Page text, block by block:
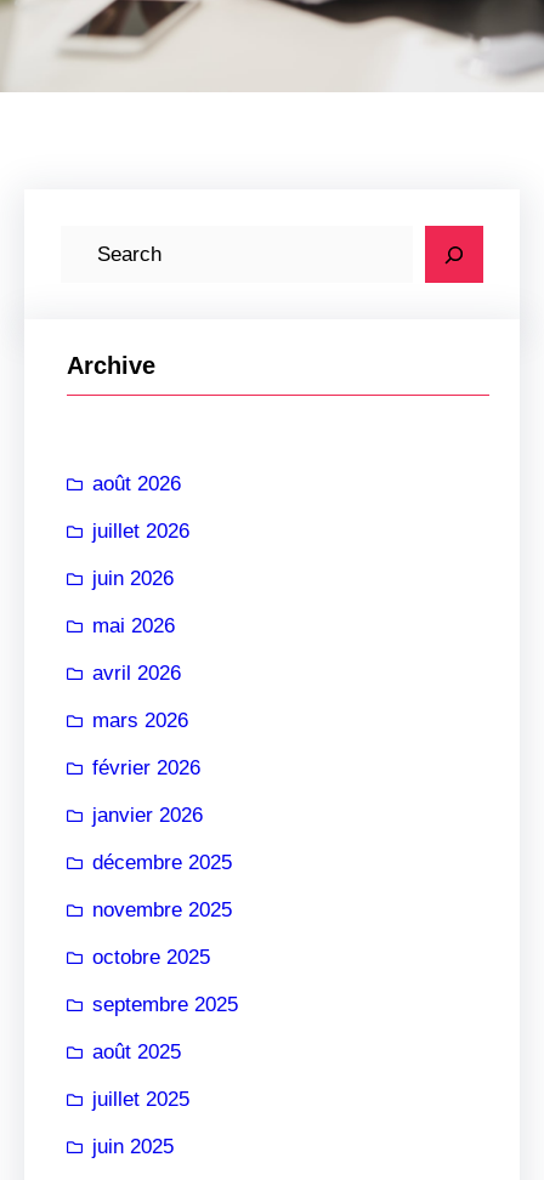
h
e
Archive
août 2026
juillet 2026
juin 2026
mai 2026
avril 2026
mars 2026
février 2026
janvier 2026
décembre 2025
novembre 2025
octobre 2025
septembre 2025
août 2025
juillet 2025
juin 2025